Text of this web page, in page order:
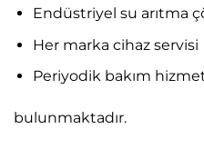
Endüstriyel su arıtma
Her marka cihaz servisi
Periyodik bakım
bulunmaktadır.